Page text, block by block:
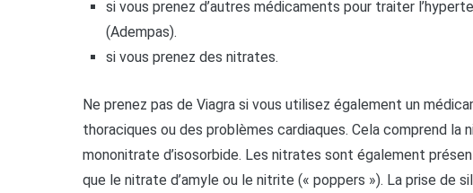
si vous prenez d’autres médicaments pour traiter
(Adempas).
si vous prenez des nitrates.
Ne prenez pas de Viagra si vous utilisez également un
thoraciques ou des problèmes cardiaques. Cela comprend la
mononitrate d’isosorbide. Les nitrates sont également
que le nitrate d’amyle ou le nitrite (« poppers »). La prise de